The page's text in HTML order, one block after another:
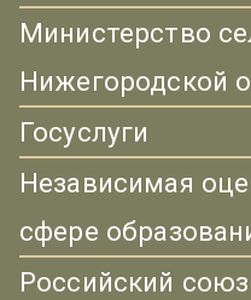
Министерство
Нижегородской
Госуслуги
Независимая
сфере
Российский